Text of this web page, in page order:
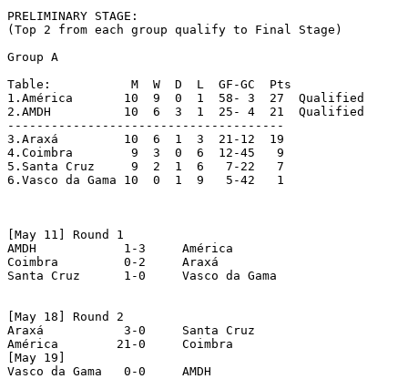
PRELIMINARY STAGE:
(Top 2 from each group qualify to Final Stage)
Group A
Table:		 M  W  D  L  GF-GC  Pts
1.América	10  9  0  1  58- 3  27	Qualified
2.AMDH		10  6  3  1  25- 4  21	Qualified
--------------------------------------
3.Araxá 	10  6  1  3  21-12  19
4.Coimbra	 9  3  0  6  12-45   9
5.Santa Cruz 	 9  2  1  6   7-22   7
6.Vasco da Gama	10  0  1  9   5-42   1
[May 11] Round 1
AMDH   		1-3	América
Coimbra   	0-2	Araxá
Santa Cruz  	1-0	Vasco da Gama
[May 18] Round 2
Araxá		3-0	Santa Cruz
América        21-0	Coimbra
[May 19]
Vasco da Gama  	0-0	AMDH